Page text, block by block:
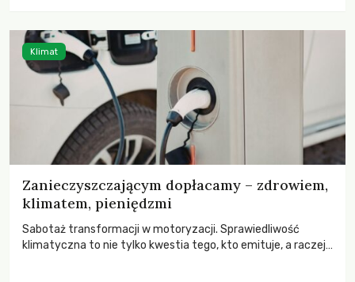
Zanieczyszczającym dopłacamy – zdrowiem,
klimatem, pieniędzmi
Sabotaż transformacji w motoryzacji. Sprawiedliwość
klimatyczna to nie tylko kwestia tego, kto emituje, a raczej
Klimat